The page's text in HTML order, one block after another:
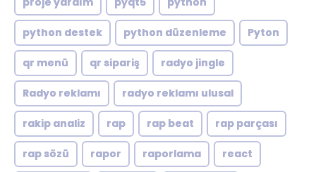
python destek python düzenleme Pyton
qr menü qr sipariş radyo jingle
Radyo reklamı radyo reklamı ulusal
rakip analiz rap rap beat rap parçası
rap sözü rapor raporlama react